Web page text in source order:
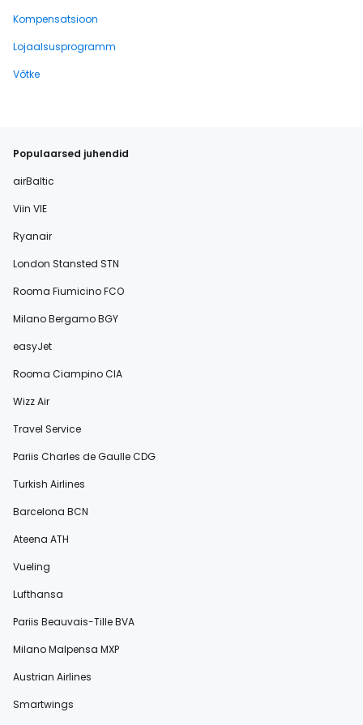
Kompensatsioon
Lojaalsusprogramm
Võtke
Populaarsed juhendid
airBaltic
Viin VIE
Ryanair
London Stansted STN
Rooma Fiumicino FCO
Milano Bergamo BGY
easyJet
Rooma Ciampino CIA
Wizz Air
Travel Service
Pariis Charles de Gaulle CDG
Turkish Airlines
Barcelona BCN
Ateena ATH
Vueling
Lufthansa
Pariis Beauvais-Tille BVA
Milano Malpensa MXP
Austrian Airlines
Smartwings